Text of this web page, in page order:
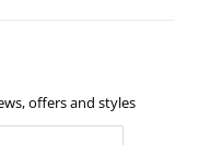
offers and styles